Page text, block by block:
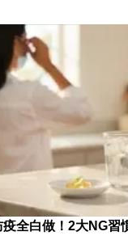
全白做！2大NG習